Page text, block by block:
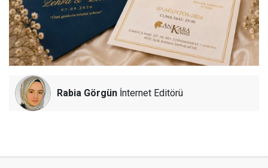
Rabia Görgün İnternet Editörü